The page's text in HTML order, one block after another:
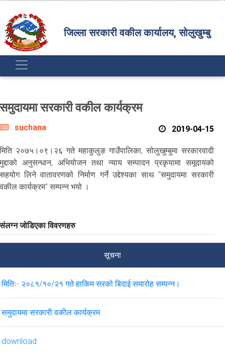
जिल्ला सरकारी वकील कार्यालय, सोलुखुम्बु
समुदायमा सरकारी वकील कार्यक्रम
suchana 2019-04-15
मिति २०७५।०९।२६ गते महाकुलुङ गाउँपालिका, सोलुखुम्बुमा सरकारवादी
मुद्दाको अनुसन्धान, अभियोजन तथा न्याय सम्पादन प्रकृयामा समूदायको
सहयोग लिने वातावरणको निर्माण गर्ने उद्देश्यका साथ "समुदायमा सरकारी
वकील कार्यक्रम" सम्पन्न भयो ।
संलग्न जोडिएका विवरणहरु
सूचना
मितिः- २०८१/१०/२१ गते हाकिम सरको बिदाई समारोह सम्पन्न।
समुदायमा सरकारी वकील कार्यक्रम
download